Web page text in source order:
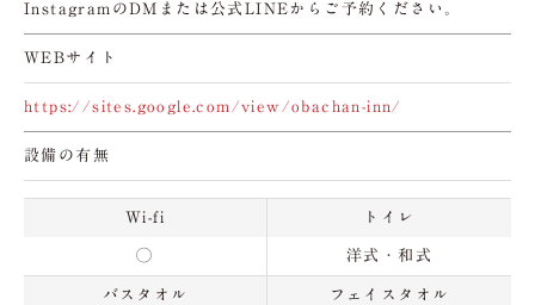
InstagramのDMまたは公式LINEからご予約ください。
WEBサイト
https://sites.google.com/view/obachan-inn/
設備の有無
Wi-fi
◯
トイレ
洋式・和式
バスタオル フェイスタオル